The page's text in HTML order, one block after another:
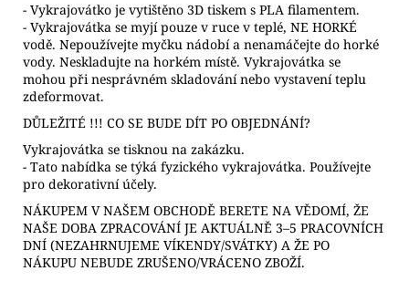
- Vykrajovátko je vytištěno 3D tiskem s PLA filamentem.
- Vykrajovátka se myjí pouze v ruce v teplé, NE HORKÉ
vodě. Nepoužívejte myčku nádobí a nenamáčejte do horké
vody. Neskladujte na horkém místě. Vykrajovátka se
mohou při nesprávném skladování nebo vystavení teplu
zdeformovat.
DŮLEŽITÉ !!! CO SE BUDE DÍT PO OBJEDNÁNÍ?
Vykrajovátka se tisknou na zakázku.
- Tato nabídka se týká fyzického vykrajovátka. Používejte
pro dekorativní účely.
NÁKUPEM V NAŠEM OBCHODĚ BERETE NA VĚDOMÍ, ŽE
NAŠE DOBA ZPRACOVÁNÍ JE AKTUÁLNĚ 3–5 PRACOVNÍCH
DNÍ (NEZAHRNUJEME VÍKENDY/SVÁTKY) A ŽE PO
NÁKUPU NEBUDE ZRUŠENO/VRÁCENO ZBOŽÍ.
Kč